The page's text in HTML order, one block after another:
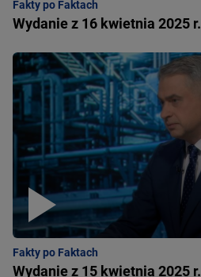
Fakty po Faktach
Wydanie z 16 kwietnia 2025 r.
Fakty po Faktach
Wydanie z 15 kwietnia 2025 r.